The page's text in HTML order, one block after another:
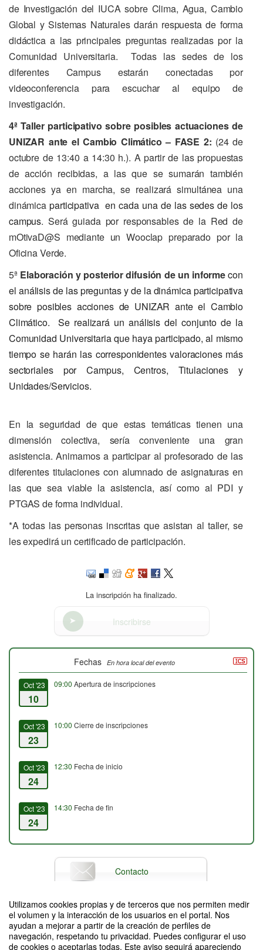
Utilizamos cookies propias y de terceros que nos permiten medir
el volumen y la interacción de los usuarios en el portal. Nos
ayudan a mejorar a partir de la creación de perfiles de
navegación, respetando tu privacidad. Puedes configurar el uso
de cookies o aceptarlas todas. Este aviso seguirá apareciendo
de Investigación del IUCA sobre Clima, Agua, Cambio
Global y Sistemas Naturales darán respuesta de forma
didáctica a las principales preguntas realizadas por la
Comunidad Universitaria. Todas las sedes de los
diferentes Campus estarán conectadas por
videoconferencia para escuchar al equipo de
investigación.
4ª Taller participativo sobre posibles actuaciones de
UNIZAR ante el Cambio Climático – FASE 2: (24 de
octubre de 13:40 a 14:30 h.). A partir de las propuestas
de acción recibidas, a las que se sumarán también
acciones ya en marcha, se realizará simultánea una
dinámicaparticipativa en cada una de las sedes de los
campus. Será guiada por responsables de la Red de
mOtivaD@S mediante un Wooclap preparado por la
Oficina Verde.
5ª Elaboración y posterior difusión de un informecon
el análisis de las preguntas y de la dinámica participativa
sobre posibles acciones de UNIZAR ante el Cambio
Climático. Se realizará un análisis del conjunto de la
Comunidad Universitaria que haya participado, al mismo
tiempo se harán las corresponidentes valoraciones más
sectoriales por Campus, Centros, Titulaciones y
Unidades/Servicios.
En la seguridad de que estas temáticas tienen una
dimensión colectiva, sería conveniente una gran
asistencia. Animamos a participar al profesorado de las
diferentes titulaciones con alumnado de asignaturas en
las que sea viable la asistencia, así como al PDI y
PTGAS de forma individual.
*A todas las personas inscritas que asistan al taller, se
les expedirá un certificado de participación.
La inscripción ha finalizado.
Inscribirse
Fechas En hora local del evento
Oct '23
10
09:00 Apertura de inscripciones
Oct '23
23
10:00 Cierre de inscripciones
Oct '23
24
12:30 Fecha de inicio
Oct '23
24
14:30 Fecha de fin
Contacto
Difunde tu evento poniendo el siguiente código en tu sitio